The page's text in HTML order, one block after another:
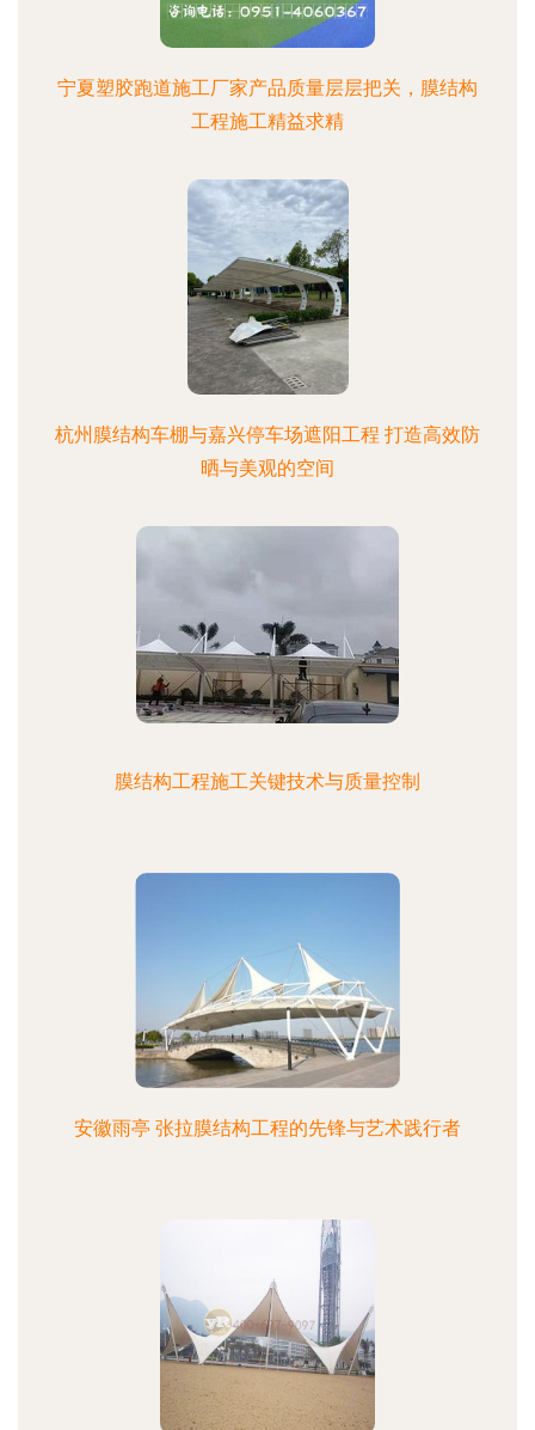
宁夏塑胶跑道施工厂家产品质量层层把关，膜结构
工程施工精益求精
杭州膜结构车棚与嘉兴停车场遮阳工程 打造高效防
晒与美观的空间
膜结构工程施工关键技术与质量控制
安徽雨亭 张拉膜结构工程的先锋与艺术践行者